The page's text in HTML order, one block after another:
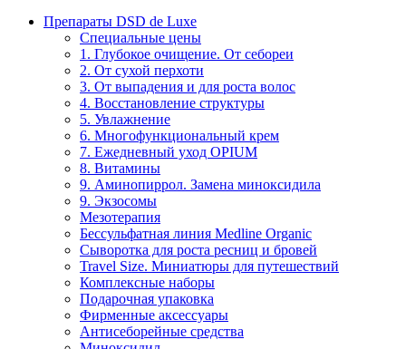
Препараты DSD de Luxe
Специальные цены
1. Глубокое очищение. От себореи
2. От сухой перхоти
3. От выпадения и для роста волос
4. Восстановление структуры
5. Увлажнение
6. Многофункциональный крем
7. Ежедневный уход OPIUM
8. Витамины
9. Аминопиррол. Замена миноксидила
9. Экзосомы
Мезотерапия
Бессульфатная линия Medline Organic
Сыворотка для роста ресниц и бровей
Travel Size. Миниатюры для путешествий
Комплексные наборы
Подарочная упаковка
Фирменные аксессуары
Антисеборейные средства